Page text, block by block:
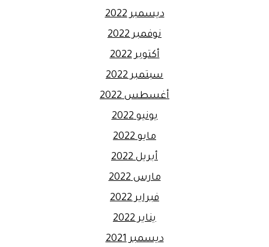
ديسمبر 2022
نوفمبر 2022
أكتوبر 2022
سبتمبر 2022
أغسطس 2022
يونيو 2022
مايو 2022
أبريل 2022
مارس 2022
فبراير 2022
يناير 2022
ديسمبر 2021